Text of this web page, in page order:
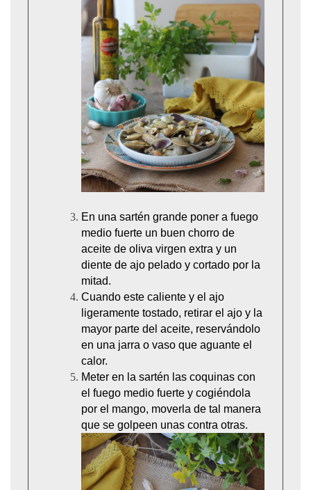
En una sartén grande poner a fuego
medio fuerte un buen chorro de
aceite de oliva virgen extra y un
diente de ajo pelado y cortado por la
mitad.
Cuando este caliente y el ajo
ligeramente tostado, retirar el ajo y la
mayor parte del aceite, reservándolo
en una jarra o vaso que aguante el
calor.
Meter en la sartén las coquinas con
el fuego medio fuerte y cogiéndola
por el mango, moverla de tal manera
que se golpeen unas contra otras.